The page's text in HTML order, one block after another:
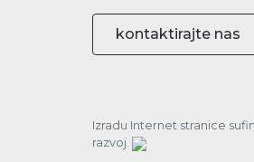
kontaktirajte nas
Izradu Internet stranice
razvoj.